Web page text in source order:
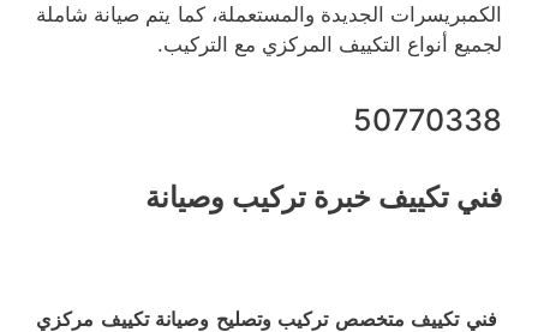
الكمبريسرات الجديدة والمستعملة، كما يتم صيانة شاملة
لجميع أنواع التكييف المركزي مع التركيب.
50770338
فني تكييف خبرة تركيب وصيانة
فني تكييف متخصص تركيب وتصليح وصيانة تكييف مركزي